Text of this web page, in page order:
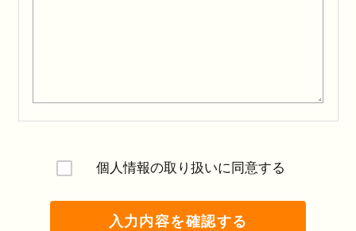
個人情報の取り扱いに同意する
入力内容を確認する